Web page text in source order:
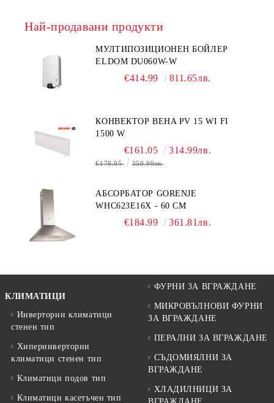
Най-продавани продукти
МУЛТИПОЗИЦИОНЕН БОЙЛЕР
ELDOM DU060W-W
€414.99 811.65лв.
КОНВЕКТОР BEHA PV 15 WI FI
1500 W
€161.05 314.99лв.
€178.95 350.00лв.
АБСОРБАТОР GORENJE
WHC623E16X - 60 СМ
€184.99 361.81лв.
КЛИМАТИЦИ
Инверторни климатици
стенен тип
Хиперинверторни
климатици стенен тип
Климатици подов тип
Климатици касетъчен тип
ФУРНИ ЗА ВГРАЖДАНЕ
МИКРОВЪЛНОВИ ФУРНИ
ЗА ВГРАЖДАНЕ
ПЕРАЛНИ ЗА ВГРАЖДАНЕ
СЪДОМИЯЛНИ ЗА
ВГРАЖДАНЕ
ХЛАДИЛНИЦИ ЗА